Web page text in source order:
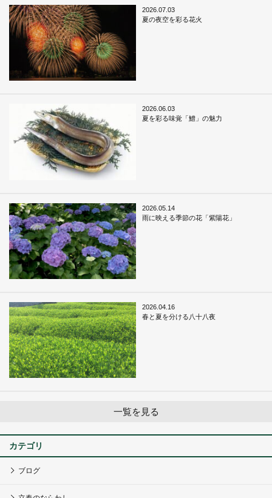
2026.07.03
夏の夜空を彩る花火
2026.06.03
夏を彩る味覚「鱧」の魅力
2026.05.14
雨に映える季節の花「紫陽花」
2026.04.16
春と夏を分ける八十八夜
一覧を見る
カテゴリ
ブログ